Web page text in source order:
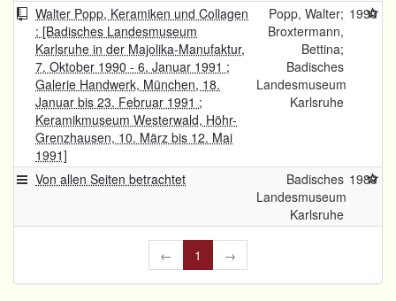
Walter Popp, Keramiken und Collagen
: [Badisches Landesmuseum
Karlsruhe in der Majolika-Manufaktur,
7. Oktober 1990 - 6. Januar 1991 ;
Galerie Handwerk, München, 18.
Januar bis 23. Februar 1991 ;
Keramikmuseum Westerwald, Höhr-
Grenzhausen, 10. März bis 12. Mai
1991]
Popp, Walter;
Broxtermann,
Bettina;
Badisches
Landesmuseum
Karlsruhe
1990
Von allen Seiten betrachtet
Badisches
Landesmuseum
Karlsruhe
1989
← 1 →